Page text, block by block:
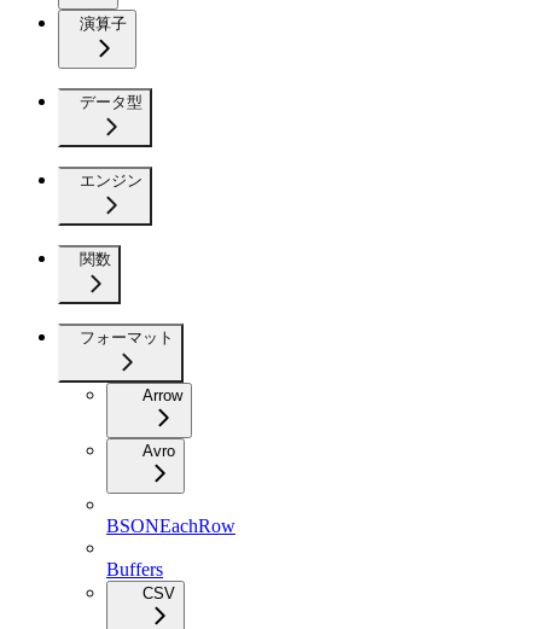
演算子
データ型
エンジン
関数
フォーマット
Arrow
Avro
BSONEachRow
Buffers
CSV